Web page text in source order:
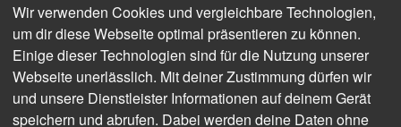
Dr. Steven Petersleitet seit 2017 das Team Artificial
Intelligence Research in der Konzern­forschung der
Wir verwenden Cookies und vergleichbare Technologien,
um dir diese Webseite optimal präsentieren zu können.
Einige dieser Technologien sind für die Nutzung unserer
Webseite unerlässlich. Mit deiner Zustimmung dürfen wir
und unsere Dienstleister Informationen auf deinem Gerät
speichern und abrufen. Dabei werden deine Daten ohne